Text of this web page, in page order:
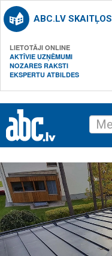
ABC.LV SKAITĻOS
LIETOTĀJI ONLINE
AKTĪVIE UZŅĒMUMI
NOZARES RAKSTI
EKSPERTU ATBILDES